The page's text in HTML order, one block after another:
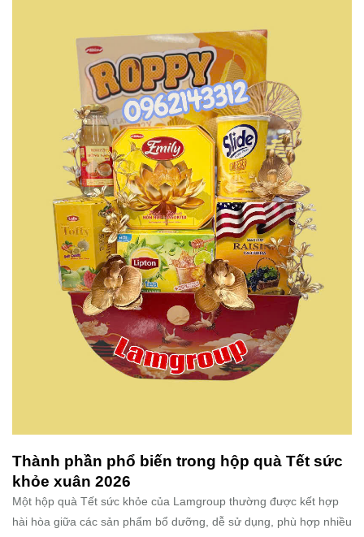
Thành phần phổ biến trong hộp quà Tết sức
khỏe xuân 2026
Một hộp quà Tết sức khỏe của Lamgroup thường được kết hợp
hài hòa giữa các sản phẩm bổ dưỡng, dễ sử dụng, phù hợp nhiều